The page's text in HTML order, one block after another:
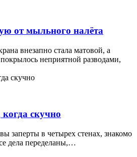
от мыльного налёта
внезапно стала матовой, а
неприятной разводами,
скучно
заперты в четырех стенах, знакомо
дела переделаны,…